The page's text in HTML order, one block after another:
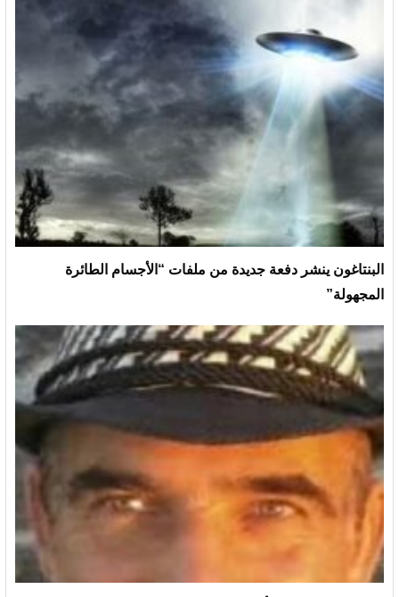
البنتاغون ينشر دفعة جديدة من ملفات “الأجسام الطائرة
المجهولة”